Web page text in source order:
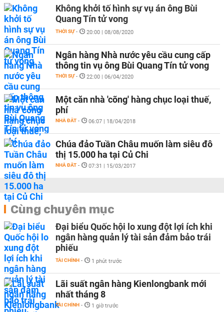
Không khởi tố hình sự vụ án ông Bùi
Quang Tín tử vong
THỜI SỰ - 20:00 | 08/08/2020
Ngân hàng Nhà nước yêu cầu cung cấp
thông tin vụ ông Bùi Quang Tín tử vong
THỜI SỰ - 22:00 | 06/04/2020
Một căn nhà 'cõng' hàng chục loại thuế,
phí
NHÀ ĐẤT - 06:07 | 18/04/2018
Chúa đảo Tuần Châu muốn làm siêu đô
thị 15.000 ha tại Củ Chi
NHÀ ĐẤT - 07:31 | 15/03/2017
Cùng chuyên mục
Đại biểu Quốc hội lo xung đột lợi ích khi
ngân hàng quản lý tài sản đảm bảo trái
phiếu
TÀI CHÍNH - 1 phút trước
Lãi suất ngân hàng Kienlongbank mới
nhất tháng 8
TÀI CHÍNH - 1 giờ trước